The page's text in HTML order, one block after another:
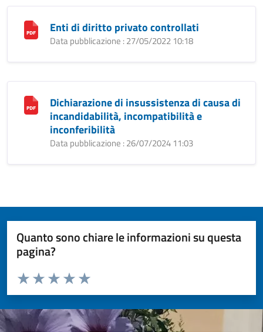
Enti di diritto privato controllati
Data pubblicazione : 27/05/2022 10:18
Dichiarazione di insussistenza di causa di
incandidabilità, incompatibilità e
inconferibilità
Data pubblicazione : 26/07/2024 11:03
Quanto sono chiare le informazioni su questa
pagina?
Valuta da 1 a 5 stelle la pagina
Valuta 5 stelle su 5
Valuta 4 stelle su 5
Valuta 3 stelle su 5
Valuta 2 stelle su 5
Valuta 1 stelle su 5